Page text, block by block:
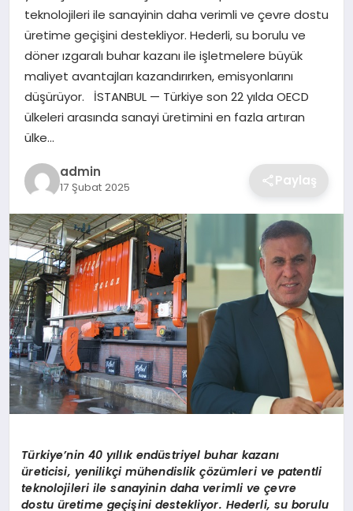
SPOR
YAŞAM
teknolojileri ile sanayinin daha verimli ve çevre dostu
üretime geçişini destekliyor. Hederli, su borulu ve
döner ızgaralı buhar kazanı ile işletmelere büyük
maliyet avantajları kazandırırken, emisyonlarını
düşürüyor. İSTANBUL — Türkiye son 22 yılda OECD
ülkeleri arasında sanayi üretimini en fazla artıran
ülke…
admin
17 Şubat 2025 Paylaş
Türkiye’nin 40 yıllık endüstriyel buhar kazanı
üreticisi, yenilikçi mühendislik çözümleri ve patentli
teknolojileri ile sanayinin daha verimli ve çevre
dostu üretime geçişini destekliyor. Hederli, su borulu